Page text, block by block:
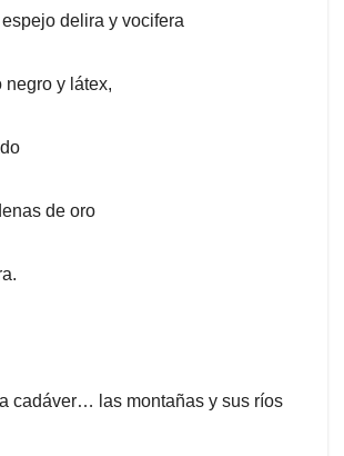
delira y vocifera
negro y látex,
de oro
cadáver… las montañas y sus ríos